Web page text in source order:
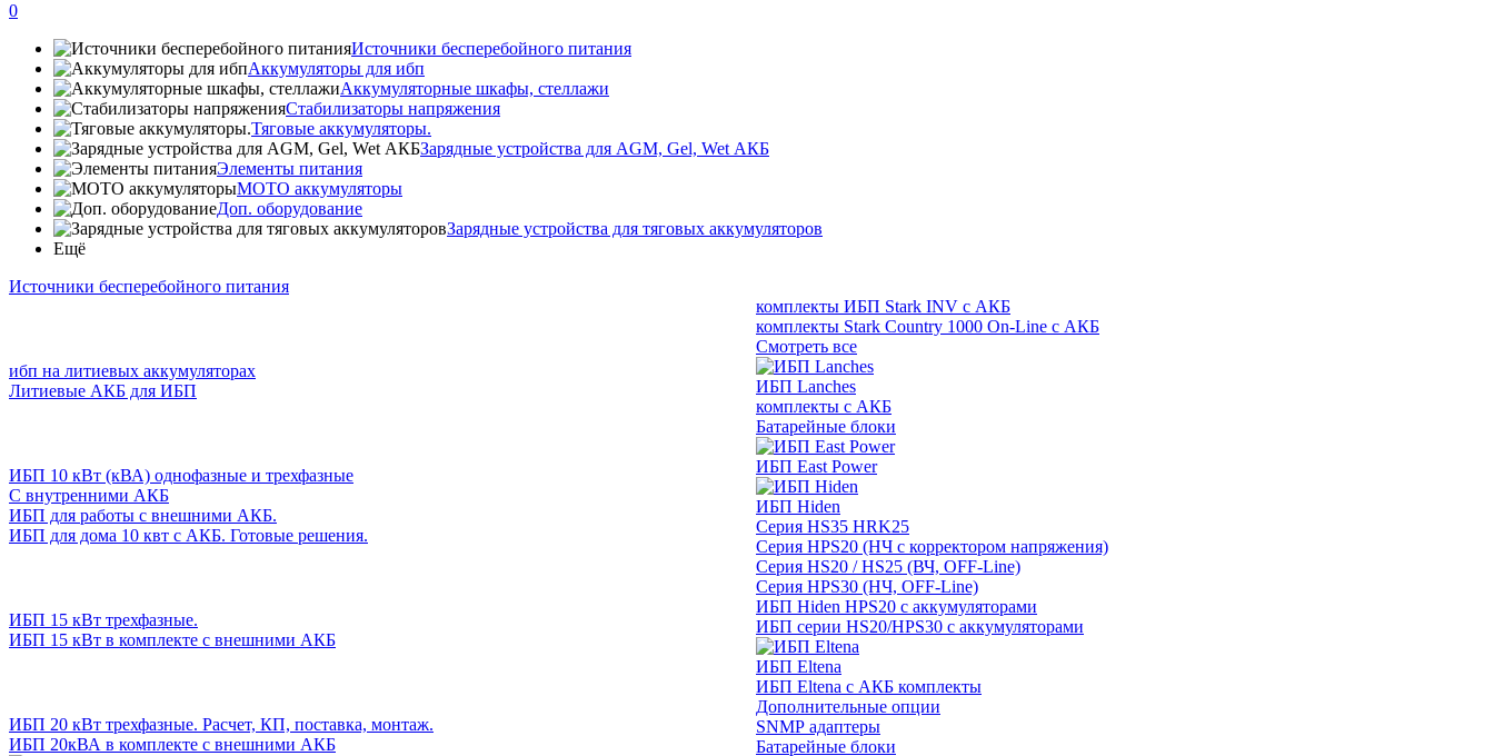
0
Источники бесперебойного питания
Аккумуляторы для ибп
Аккумуляторные шкафы, стеллажи
Стабилизаторы напряжения
Тяговые аккумуляторы.
Зарядные устройства для AGM, Gel, Wet АКБ
Элементы питания
МОТО аккумуляторы
Доп. оборудование
Зарядные устройства для тяговых аккумуляторов
Ещё
Источники бесперебойного питания
ибп на литиевых аккумуляторах
Литиевые АКБ для ИБП
ИБП 10 кВт (кВА) однофазные и трехфазные
С внутренними АКБ
ИБП для работы с внешними АКБ.
ИБП для дома 10 квт с АКБ. Готовые решения.
ИБП 15 кВт трехфазные.
ИБП 15 кВт в комплекте с внешними АКБ
ИБП 20 кВт трехфазные. Расчет, КП, поставка, монтаж.
ИБП 20кВА в комплекте с внешними АКБ
комплекты ИБП Stark INV с АКБ
комплекты Stark Country 1000 On-Line с АКБ
Смотреть все
ИБП Lanches
комплекты с АКБ
Батарейные блоки
ИБП East Power
ИБП Hiden
Серия HS35 HRK25
Серия HPS20 (НЧ с корректором напряжения)
Серия HS20 / HS25 (ВЧ, OFF-Line)
Серия HPS30 (НЧ, OFF-Line)
ИБП Hiden HPS20 с аккумуляторами
ИБП серии HS20/HPS30 с аккумуляторами
ИБП Eltena
ИБП Eltena с АКБ комплекты
Дополнительные опции
SNMP адаптеры
Батарейные блоки